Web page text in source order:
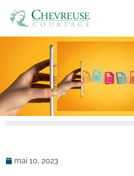
mai 10, 2023